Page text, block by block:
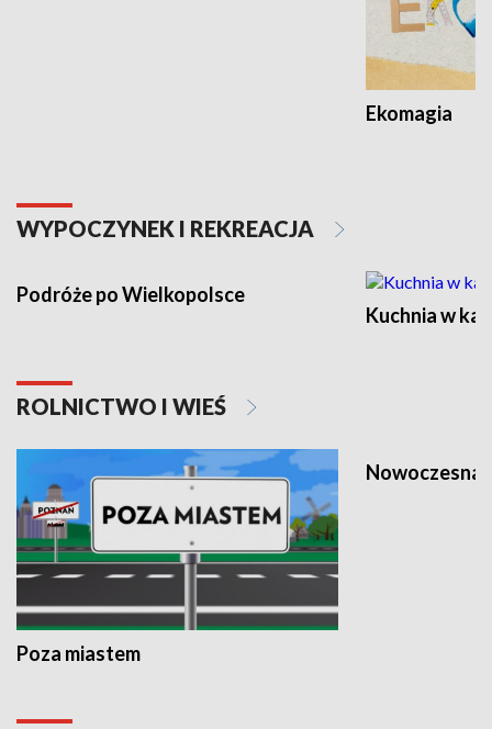
Ekomagia
WYPOCZYNEK I REKREACJA
Podróże po Wielkopolsce
Kuchnia w
ROLNICTWO I WIEŚ
Poza miastem
Nowoczesna